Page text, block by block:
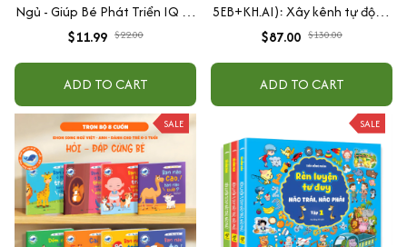
Ngủ - Giúp Bé Phát Triển IQ Và
EQ
$11.99 $22.00
ADD TO CART
5EB+KH.AI): Xây kênh tự động
AI Agent + AI siêu mạnh + 3
+ Xu hướng
$87.00 $130.00
ADD TO CART
SALE SALE